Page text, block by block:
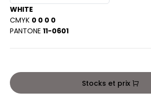
MILL
WHITE
CMYK 0 0 0 0
PANTONE 11-0601
Stocks et prix